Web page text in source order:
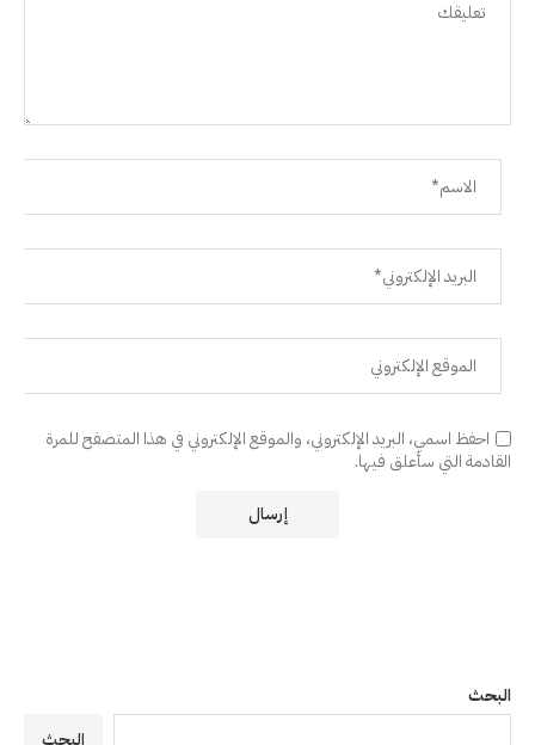
احفظ اسمي، البريد الإلكتروني، والموقع الإلكتروني في هذا المتصفح للمرة
القادمة التي سأعلق فيها.
البحث
البحث